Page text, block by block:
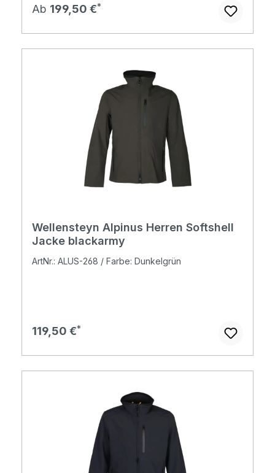
Regulärer Preis:
Ab 199,50 €
Wellensteyn Alpinus Herren Softshell
Jacke blackarmy
ArtNr.: ALUS-268 / Farbe: Dunkelgrün
Regulärer Preis:
119,50 €